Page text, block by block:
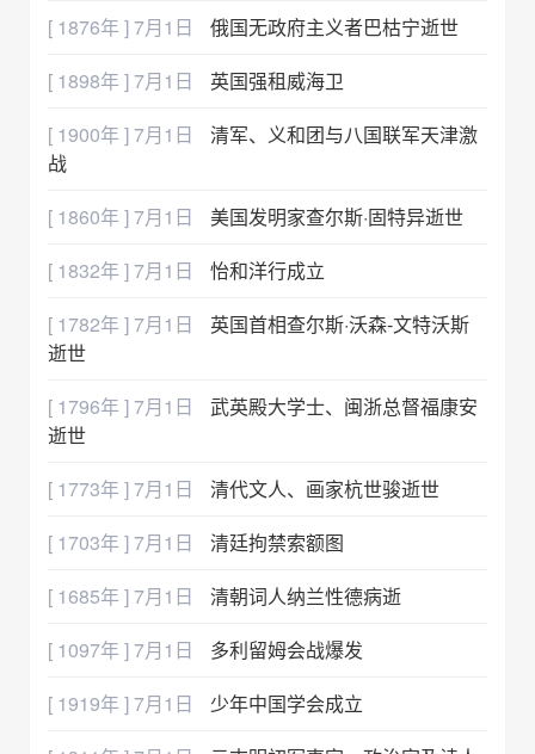
[ 1876年 ] 7月1日
俄国无政府主义者巴枯宁逝世
[ 1898年 ] 7月1日
英国强租威海卫
[ 1900年 ] 7月1日
清军、义和团与八国联军天津激
战
[ 1860年 ] 7月1日
美国发明家查尔斯·固特异逝世
[ 1832年 ] 7月1日
怡和洋行成立
[ 1782年 ] 7月1日
英国首相查尔斯·沃森-文特沃斯
逝世
[ 1796年 ] 7月1日
武英殿大学士、闽浙总督福康安
逝世
[ 1773年 ] 7月1日
清代文人、画家杭世骏逝世
[ 1703年 ] 7月1日
清廷拘禁索额图
[ 1685年 ] 7月1日
清朝词人纳兰性德病逝
[ 1097年 ] 7月1日
多利留姆会战爆发
[ 1919年 ] 7月1日
少年中国学会成立